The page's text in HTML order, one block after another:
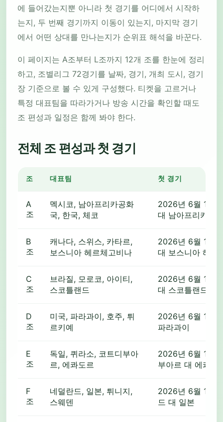
에 들어갔는지뿐 아니라 첫 경기를 어디에서 시작하
는지, 두 번째 경기까지 이동이 있는지, 마지막 경기
에서 어떤 상대를 만나는지가 순위표 해석을 바꾼다.
이 페이지는 A조부터 L조까지 12개 조를 한눈에 정리
하고, 조별리그 72경기를 날짜, 경기, 개최 도시, 경기
장 기준으로 볼 수 있게 구성했다. 티켓을 고르거나
특정 대표팀을 따라가거나 방송 시간을 확인할 때도
조 편성과 일정은 함께 봐야 한다.
전체 조 편성과 첫 경기
조 대표팀 첫 경기
A
조
멕시코, 남아프리카공화
국, 한국, 체코
2026년 6월 11일
대 남아프리카공
B
조
캐나다, 스위스, 카타르,
보스니아 헤르체고비나
2026년 6월 12일
대 보스니아 헤르
C
조
브라질, 모로코, 아이티,
스코틀랜드
2026년 6월 13일
대 스코틀랜드
D
조
미국, 파라과이, 호주, 튀
르키예
2026년 6월 12일
파라과이
E
조
독일, 퀴라소, 코트디부아
르, 에콰도르
2026년 6월 14일
부아르 대 에콰도
F
조
네덜란드, 일본, 튀니지,
스웨덴
2026년 6월 14일
드 대 일본